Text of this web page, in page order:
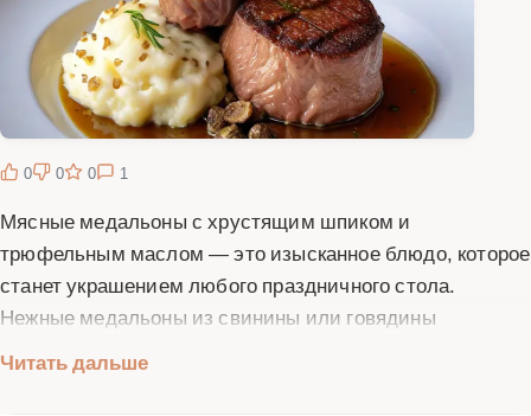
0 0 0 1
Мясные медальоны с хрустящим шпиком и
трюфельным маслом — это изысканное блюдо, которое
станет украшением любого праздничного стола.
Нежные медальоны из свинины или говядины
дополняются хрустящим шпиком и ароматным
Читать дальше